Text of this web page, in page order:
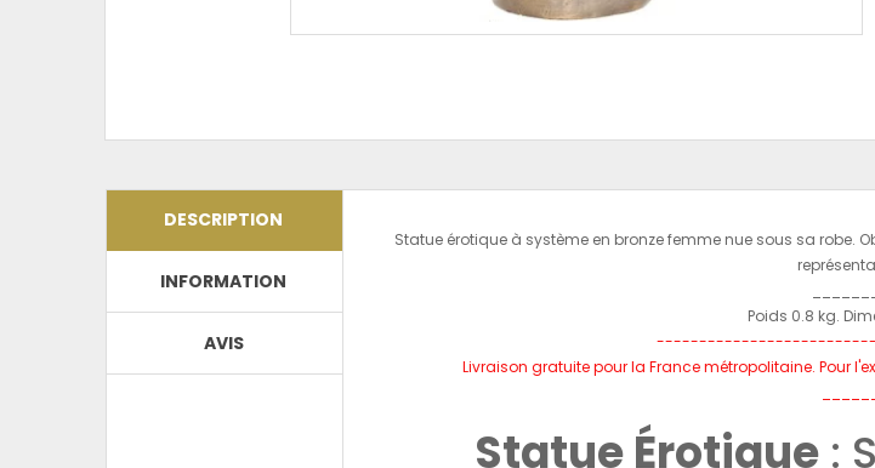
DESCRIPTION
INFORMATION
AVIS
Statue érotique à système en bronze femme nue sous sa robe.
Poids 0.8 kg.
Livraison gratuite pour la France métropolitaine. Pour
Statue Érotique: